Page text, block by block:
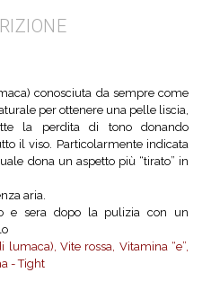
conosciuta da sempre come
per ottenere una pelle liscia,
la perdita di tono donando
il viso. Particolarmente indicata
dona un aspetto più “tirato” in
aria.
e sera dopo la pulizia con un
Vite rossa, Vitamina “e”,
- Tight